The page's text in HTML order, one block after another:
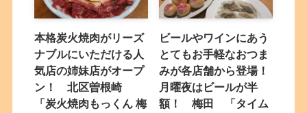
本格炭火焼肉がリーズ
ナブルにいただける人
気店の姉妹店がオープ
ン！ 北区曽根崎
「炭火焼肉もっくん 梅
ビールやワインにあう
とてもお手軽なおつま
みが各店舗から登場！
月曜夜はビールが半
額！ 梅田 「タイム